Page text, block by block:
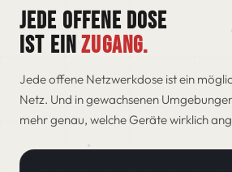
JEDE OFFENE DOSE
IST EINZUGANG.
Jede offene Netzwerkdose ist ein
Netz. Und in gewachsenen
mehr genau, welche Geräte wirklich